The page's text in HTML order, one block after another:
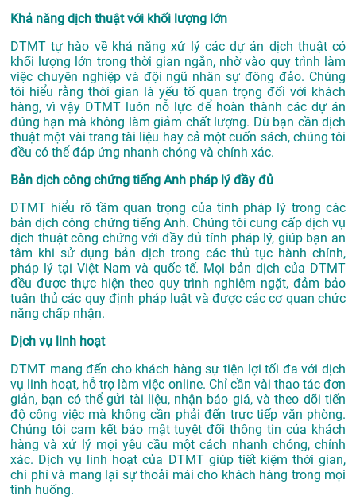
Khả năng dịch thuật với khối lượng lớn
DTMT tự hào về khả năng xử lý các dự án dịch thuật có
khối lượng lớn trong thời gian ngắn, nhờ vào quy trình làm
việc chuyên nghiệp và đội ngũ nhân sự đông đảo. Chúng
tôi hiểu rằng thời gian là yếu tố quan trọng đối với khách
hàng, vì vậy DTMT luôn nỗ lực để hoàn thành các dự án
đúng hạn mà không làm giảm chất lượng. Dù bạn cần dịch
thuật một vài trang tài liệu hay cả một cuốn sách, chúng tôi
đều có thể đáp ứng nhanh chóng và chính xác.
Bản dịch công chứng tiếng Anh pháp lý đầy đủ
DTMT hiểu rõ tầm quan trọng của tính pháp lý trong các
bản dịch công chứng tiếng Anh. Chúng tôi cung cấp dịch vụ
dịch thuật công chứng với đầy đủ tính pháp lý, giúp bạn an
tâm khi sử dụng bản dịch trong các thủ tục hành chính,
pháp lý tại Việt Nam và quốc tế. Mọi bản dịch của DTMT
đều được thực hiện theo quy trình nghiêm ngặt, đảm bảo
tuân thủ các quy định pháp luật và được các cơ quan chức
năng chấp nhận.
Dịch vụ linh hoạt
DTMT mang đến cho khách hàng sự tiện lợi tối đa với dịch
vụ linh hoạt, hỗ trợ làm việc online. Chỉ cần vài thao tác đơn
giản, bạn có thể gửi tài liệu, nhận báo giá, và theo dõi tiến
độ công việc mà không cần phải đến trực tiếp văn phòng.
Chúng tôi cam kết bảo mật tuyệt đối thông tin của khách
hàng và xử lý mọi yêu cầu một cách nhanh chóng, chính
xác. Dịch vụ linh hoạt của DTMT giúp tiết kiệm thời gian,
chi phí và mang lại sự thoải mái cho khách hàng trong mọi
tình huống.